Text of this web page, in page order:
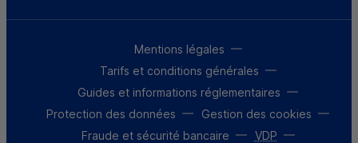
Mentions légales
Tarifs et conditions générales
Guides et informations réglementaires
Protection des données
Gestion des cookies
Fraude et sécurité bancaire
VDP